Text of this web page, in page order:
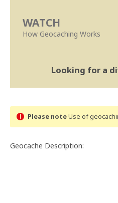
WATCH
How Geocaching Works
Looking for a
Please noteUse of
Geocache Description: